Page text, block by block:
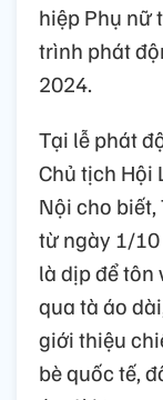
hiệp Phụ nữ
trình phát
2024.
Tại lễ phát
Chủ tịch Hội
Nội cho biết,
từ ngày 1/
là dịp để tôn
qua tà áo
giới thiệu
bè quốc tế,